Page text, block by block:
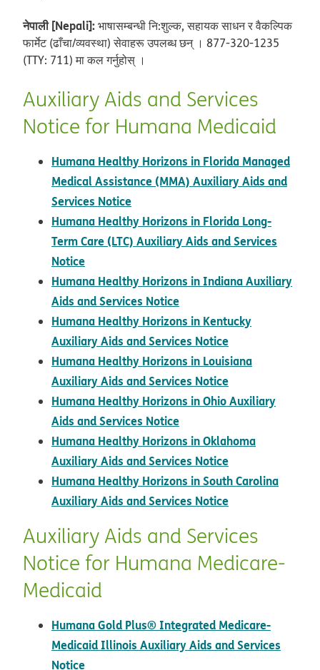
नेपाली [Nepali]:भाषासम्बन्धी नि:शुल्क, सहायक साधन र वैकल्पिक
फार्मेट (ढाँचा/व्यवस्था) सेवाहरू उपलब्ध छन् । 877-320-1235
(TTY: 711) मा कल गर्नुहोस् ।
Auxiliary Aids and Services
Notice for Humana Medicaid
Humana Healthy Horizons in Florida Managed
Medical Assistance (MMA) Auxiliary Aids and
Services Notice
Humana Healthy Horizons in Florida Long-
Term Care (LTC) Auxiliary Aids and Services
Notice
Humana Healthy Horizons in Indiana Auxiliary
Aids and Services Notice
Humana Healthy Horizons in Kentucky
Auxiliary Aids and Services Notice
Humana Healthy Horizons in Louisiana
Auxiliary Aids and Services Notice
Humana Healthy Horizons in Ohio Auxiliary
Aids and Services Notice
Humana Healthy Horizons in Oklahoma
Auxiliary Aids and Services Notice
Humana Healthy Horizons in South Carolina
Auxiliary Aids and Services Notice
Auxiliary Aids and Services
Notice for Humana Medicare-
Medicaid
Humana Gold Plus® Integrated Medicare-
Medicaid Illinois Auxiliary Aids and Services
Notice